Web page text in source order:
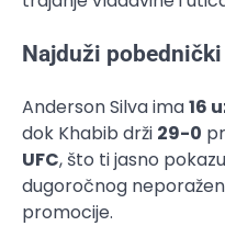
Najduži
Anderson Silva ima16
dok Khabib drži 29-0
UFC, što ti jasno
dugoročnog
promocije.